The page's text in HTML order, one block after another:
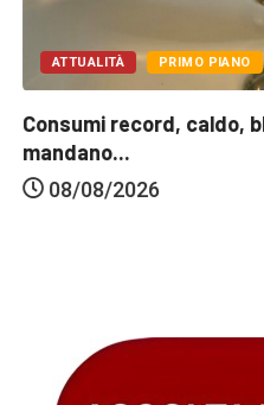
ATTUALITÀ PRIMO PIANO
Consumi record, caldo,
mandano...
08/08/2026